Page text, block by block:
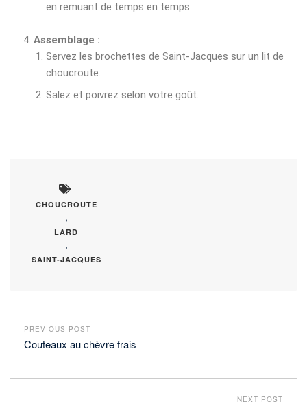
en remuant de temps en temps.
Assemblage :
Servez les brochettes de Saint-Jacques sur un lit de
choucroute.
Salez et poivrez selon votre goût.
CHOUCROUTE
,
LARD
,
SAINT-JACQUES
PREVIOUS POST
Couteaux au chèvre frais
NEXT POST